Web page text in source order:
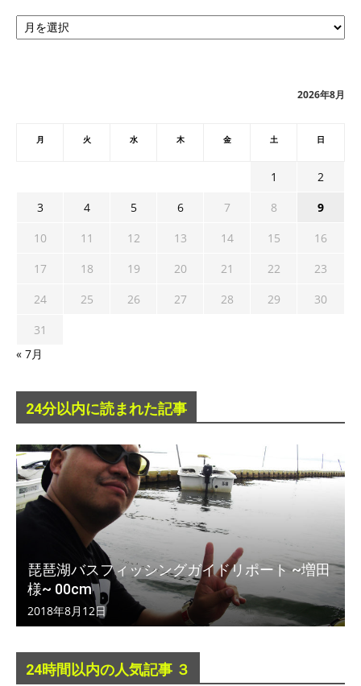
ア
ー
2026年8月
月 火 水 木 金 土 日
1
2
3
4 5 6 7 8
9
10
11 12 13 14 15
16
17
18 19 20 21 22
23
24
25 26 27 28 29
30
31
« 7月
24分以内に読まれた記事
琵琶湖バスフィッシングガイドリポート ~増田
様~ 00cm
2018年8月12日
24時間以内の人気記事 ３